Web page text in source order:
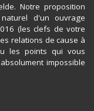
Notre proposition
d'un ouvrage
(les clefs de votre
relations de cause à
les points qui vous
impossible